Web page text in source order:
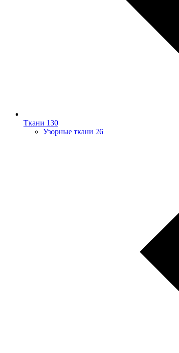
Ткани 130
Узорные ткани 26